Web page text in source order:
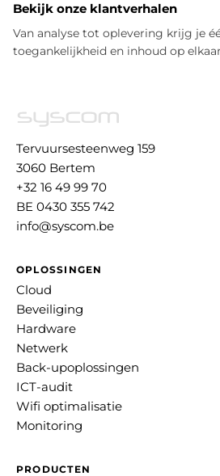
Bekijk onze klantverhalen
Van analyse tot oplevering krijg je
toegankelijkheid en inhoud op
Tervuursesteenweg 159
3060 Bertem
+32 16 49 99 70
BE 0430 355 742
info@syscom.be
OPLOSSINGEN
Cloud
Beveiliging
Hardware
Netwerk
Back-upoplossingen
ICT-audit
Wifi optimalisatie
Monitoring
PRODUCTEN